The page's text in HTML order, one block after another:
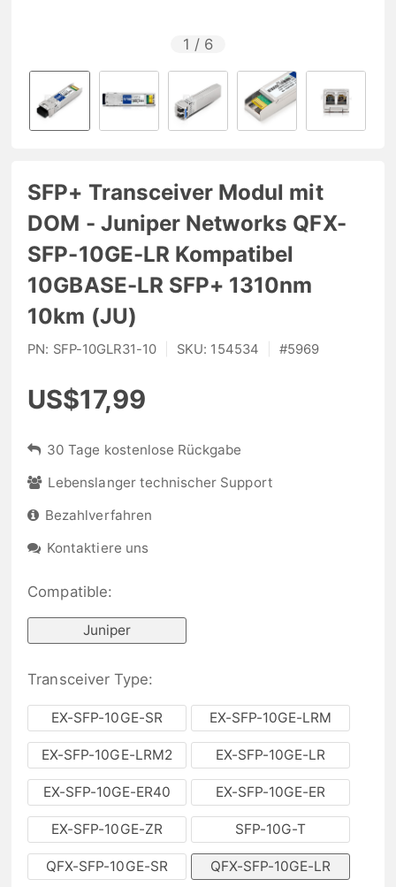
1 / 6
SFP+ Transceiver Modul mit
DOM - Juniper Networks QFX-
SFP-10GE-LR Kompatibel
10GBASE-LR SFP+ 1310nm
10km (JU)
PN: SFP-10GLR31-10 SKU: 154534 #5969
US$17,99
30 Tage kostenlose Rückgabe
Lebenslanger technischer Support
Bezahlverfahren
Kontaktiere uns
Compatible:
Juniper
Transceiver Type:
EX-SFP-10GE-SR EX-SFP-10GE-LRM
EX-SFP-10GE-LRM2 EX-SFP-10GE-LR
EX-SFP-10GE-ER40 EX-SFP-10GE-ER
EX-SFP-10GE-ZR SFP-10G-T
QFX-SFP-10GE-SR QFX-SFP-10GE-LR